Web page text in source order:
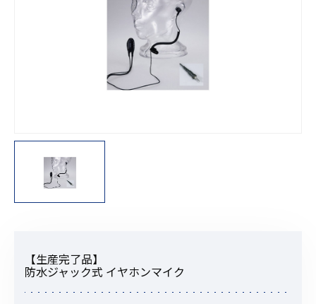
【生産完了品】
防水ジャック式 イヤホンマイク